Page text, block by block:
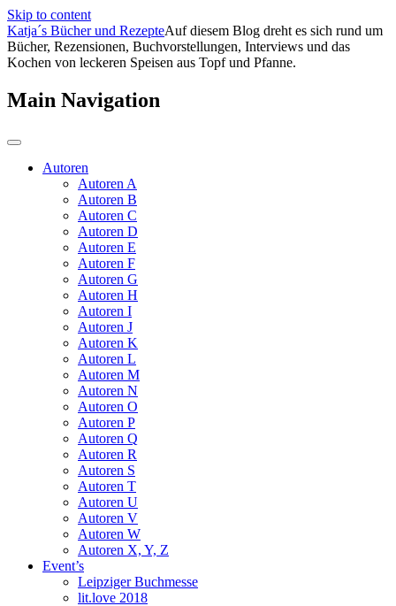
Skip to content
Katja´s Bücher und RezepteAuf diesem Blog dreht es sich rund um
Bücher, Rezensionen, Buchvorstellungen, Interviews und das
Kochen von leckeren Speisen aus Topf und Pfanne.
Main Navigation
Autoren
Autoren A
Autoren B
Autoren C
Autoren D
Autoren E
Autoren F
Autoren G
Autoren H
Autoren I
Autoren J
Autoren K
Autoren L
Autoren M
Autoren N
Autoren O
Autoren P
Autoren Q
Autoren R
Autoren S
Autoren T
Autoren U
Autoren V
Autoren W
Autoren X, Y, Z
Event’s
Leipziger Buchmesse
lit.love 2018